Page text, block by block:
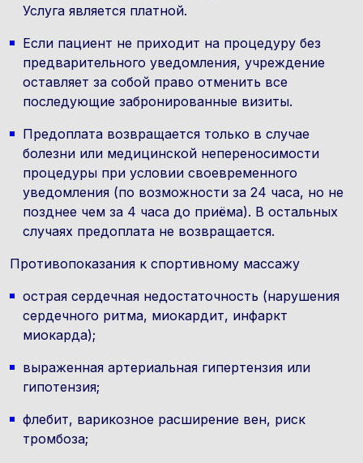
Услуга является платной.
Если пациент не приходит на процедуру без
предварительного уведомления, учреждение
оставляет за собой право отменить все
последующие забронированные визиты.
Предоплата возвращается только в случае
болезни или медицинской непереносимости
процедуры при условии своевременного
уведомления (по возможности за 24 часа, но не
позднее чем за 4 часа до приёма). В остальных
случаях предоплата не возвращается.
Противопоказания к спортивному массажу
острая сердечная недостаточность (нарушения
сердечного ритма, миокардит, инфаркт
миокарда);
выраженная артериальная гипертензия или
гипотензия;
флебит, варикозное расширение вен, риск
тромбоза;